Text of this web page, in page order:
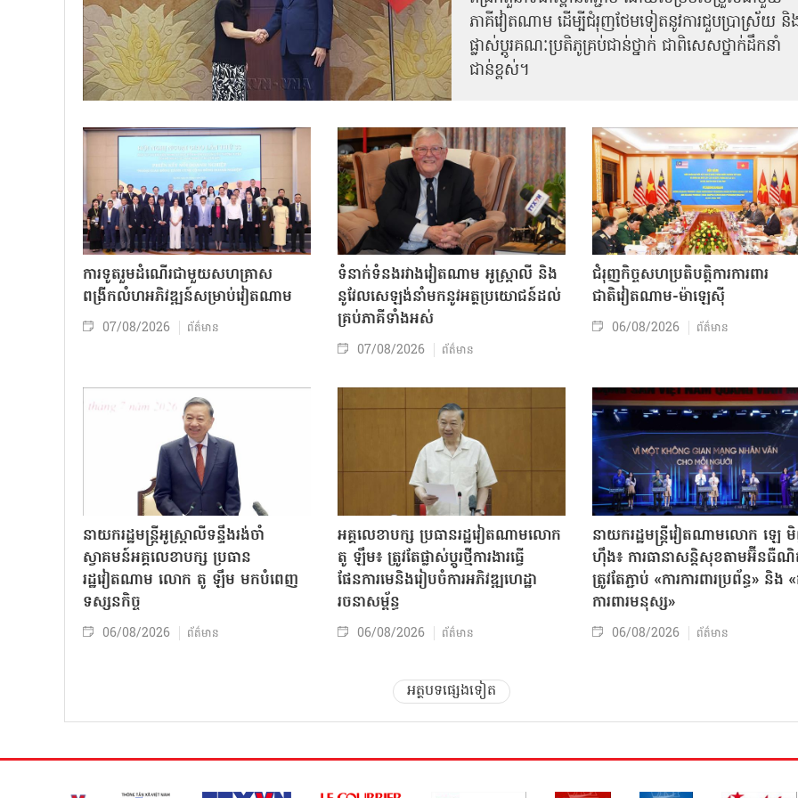
ភាគីវៀតណាម ដើម្បីជំរុញថែមទៀតនូវការជួបប្រាស្រ័យ និ
ផ្លាស់ប្តូរគណៈប្រតិភូគ្រប់ជាន់ថ្នាក់ ជាពិសេសថ្នាក់ដឹកនាំ
ជាន់ខ្ពស់។
ការទូតរួមដំណើរជាមួយសហគ្រាស
ពង្រីកលំហអភិវឌ្ឍន៍សម្រាប់វៀតណាម
07/08/2026 ព័ត៌មាន
ទំនាក់ទំនងរវាងវៀតណាម អូស្ត្រាលី និង
នូវែលសេឡង់នាំមកនូវអត្ថប្រយោជន៍ដល់
គ្រប់ភាគីទាំងអស់
07/08/2026 ព័ត៌មាន
ជំរុញកិច្ចសហប្រតិបត្តិការការពារ
ជាតិវៀតណាម-ម៉ាឡេស៊ី
06/08/2026 ព័ត៌មាន
នាយករដ្ឋមន្ត្រីអូស្ត្រាលីទន្ទឹងរង់ចាំ
ស្វាគមន៍អគ្គលេខាបក្ស ប្រធាន
រដ្ឋវៀតណាម លោក តូ ឡឹម មកបំពេញ
ទស្សនកិច្ច
06/08/2026 ព័ត៌មាន
អគ្គលេខាបក្ស ប្រធានរដ្ឋវៀតណាមលោក
តូ ឡឹម៖ ត្រូវតែផ្លាស់ប្ដូរថ្មីការងារធ្វើ
ផែនការមេនិងរៀបចំការអភិវឌ្ឍហេដ្ឋា
រចនាសម្ព័ន្ធ
06/08/2026 ព័ត៌មាន
នាយករដ្ឋមន្ត្រីវៀតណាមលោក ឡេ
ហ៊ឹង៖ ការធានាសន្តិសុខតាមអ៊ីនធឺ
ត្រូវតែភ្ជាប់ «ការការពារប្រព័ន្ធ» និង
ការពារមនុស្ស»
06/08/2026 ព័ត៌មាន
អត្ថបទផ្សេងទៀត